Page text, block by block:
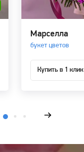
Марселла
букет цветов
Купить в 1 клик